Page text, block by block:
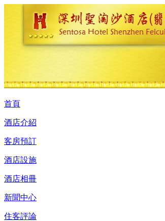
首頁
酒店介紹
客房預訂
酒店設施
酒店相冊
新聞中心
住客評論